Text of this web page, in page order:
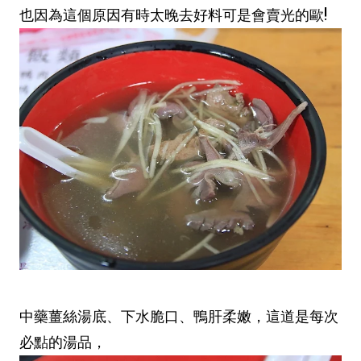
也因為這個原因有時太晚去好料可是會賣光的歐!
中藥薑絲湯底、下水脆口、鴨肝柔嫩，這道是每次
必點的湯品，